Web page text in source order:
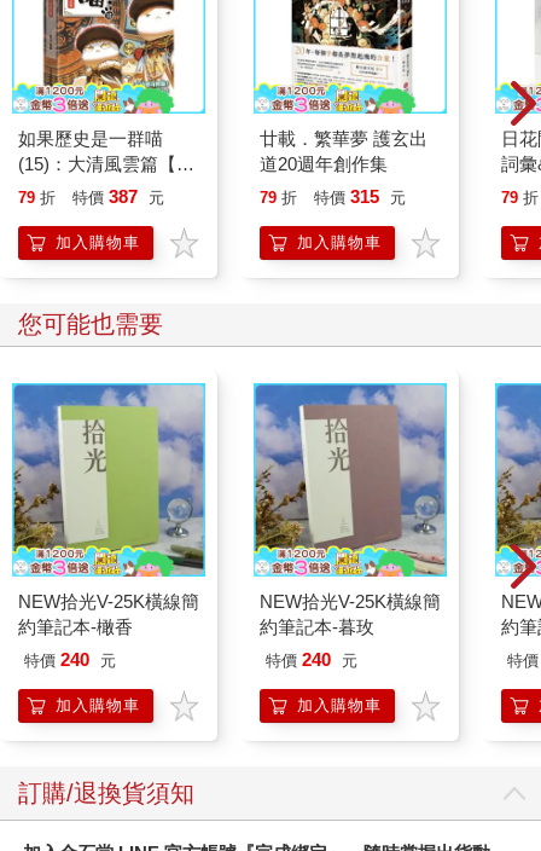
如果歷史是一群喵
(15)：大清風雲篇【萌
貓漫畫學歷史】
79 折 特價 387 元
加入購物車
廿載．繁華夢 護玄出
道20週年創作集
79 折 特價 315 元
加入購物車
日
詞
79 折
您可能也需要
NEW拾光V-25K橫線簡
約筆記本-橄香
特價 240 元
加入購物車
NEW拾光V-25K橫線簡
約筆記本-暮玫
特價 240 元
加入購物車
約
特價
訂購/退換貨須知